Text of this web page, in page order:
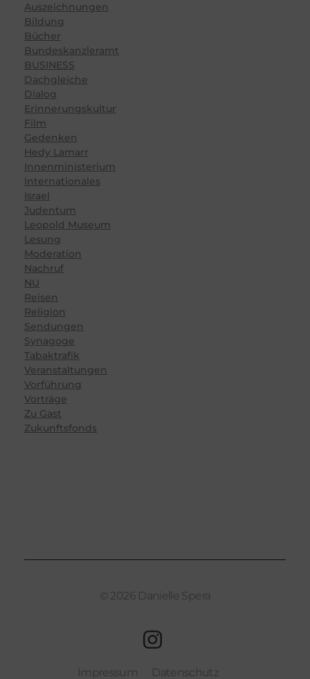
Auszeichnungen
Bildung
Bücher
Bundeskanzleramt
BUSINESS
Dachgleiche
Dialog
Erinnerungskultur
Film
Gedenken
Hedy Lamarr
Innenministerium
Internationales
Israel
Judentum
Leopold Museum
Lesung
Moderation
Nachruf
NU
Reisen
Religion
Sendungen
Synagoge
Tabaktrafik
Veranstaltungen
Vorführung
Vorträge
Zu Gast
Zukunftsfonds
© 2026 Danielle Spera
Impressum Datenschutz